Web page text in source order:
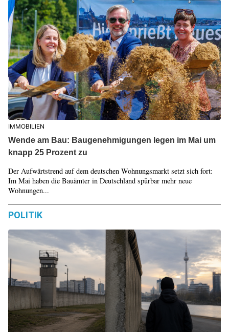
IMMOBILIEN
Wende am Bau: Baugenehmigungen legen im Mai um
knapp 25 Prozent zu
Der Aufwärtstrend auf dem deutschen Wohnungsmarkt setzt sich fort:
Im Mai haben die Bauämter in Deutschland spürbar mehr neue
Wohnungen...
POLITIK